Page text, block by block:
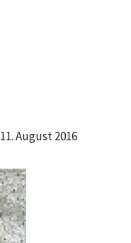
11. August 2016